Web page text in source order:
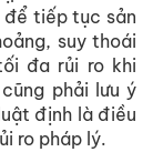
để tiếp tục sản
suy thoái
đa rủi ro khi
phải lưu ý
định là điều
ro pháp lý.